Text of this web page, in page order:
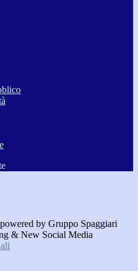
by Gruppo Spaggiari
& New Social Media